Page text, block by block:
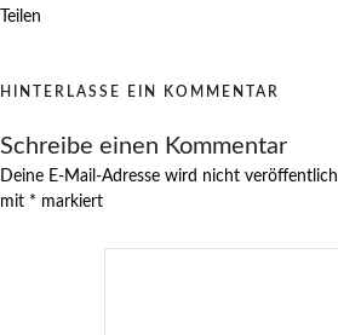
Teilen
HINTERLASSE EIN KOMMENTAR
Schreibe einen Kommentar
Deine E-Mail-Adresse wird nicht
mit * markiert